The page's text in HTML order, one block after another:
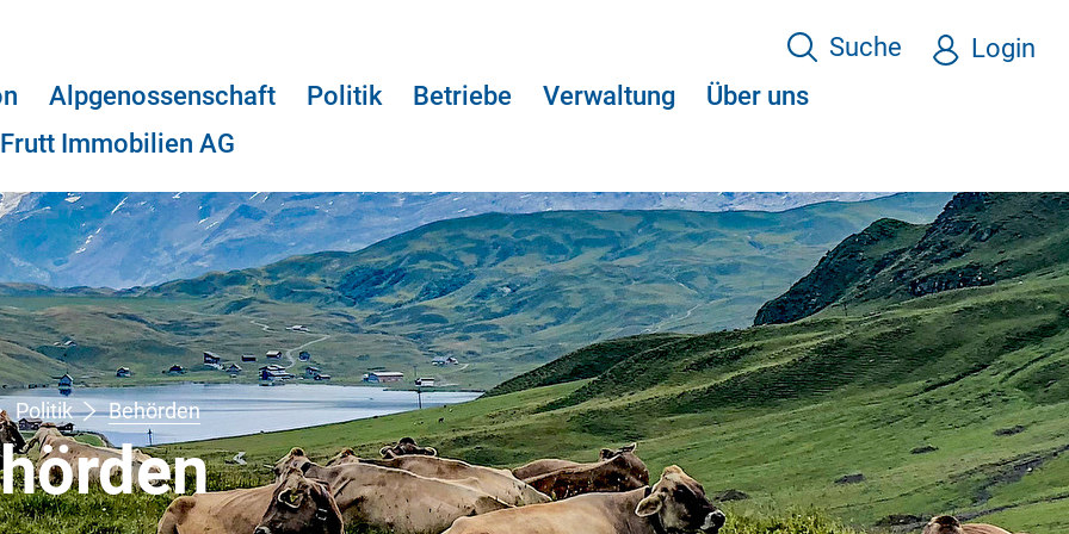
Alpgenossenschaft Politik Betriebe Verwaltung
Über uns
Immobilien AG
Suche Login
Politik Behörden(ausgewählt)